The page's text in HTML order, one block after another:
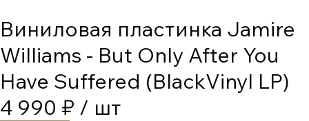
Виниловая пластинка Jamire
Williams - But Only After You
Have Suffered (BlackVinyl LP)
4 990 ₽ / шт